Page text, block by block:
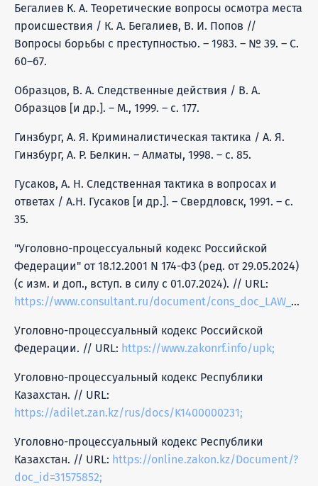
Бегалиев К. А. Теоретические вопросы осмотра места
происшествия / К. А. Бегалиев, В. И. Попов //
Вопросы борьбы с преступностью. – 1983. – № 39. – С.
60–67.
Образцов, В. А. Следственные действия / В. А.
Образцов [и др.]. – М., 1999. – с. 177.
Гинзбург, А. Я. Криминалистическая тактика / А. Я.
Гинзбург, А. Р. Белкин. – Алматы, 1998. – с. 85.
Гусаков, А. Н. Следственная тактика в вопросах и
ответах / А.Н. Гусаков [и др.]. – Свердловск, 1991. – с.
35.
"Уголовно-процессуальный кодекс Российской
Федерации" от 18.12.2001 N 174-ФЗ (ред. от 29.05.2024)
(с изм. и доп., вступ. в силу с 01.07.2024). // URL:
https://www.consultant.ru/document/cons_doc_LAW_34481;
Уголовно-процессуальный кодекс Российской
Федерации. // URL: https://www.zakonrf.info/upk;
Уголовно-процессуальный кодекс Республики
Казахстан. // URL:
https://adilet.zan.kz/rus/docs/K1400000231;
Уголовно-процессуальный кодекс Республики
Казахстан. // URL: https://online.zakon.kz/Document/?
doc_id=31575852;